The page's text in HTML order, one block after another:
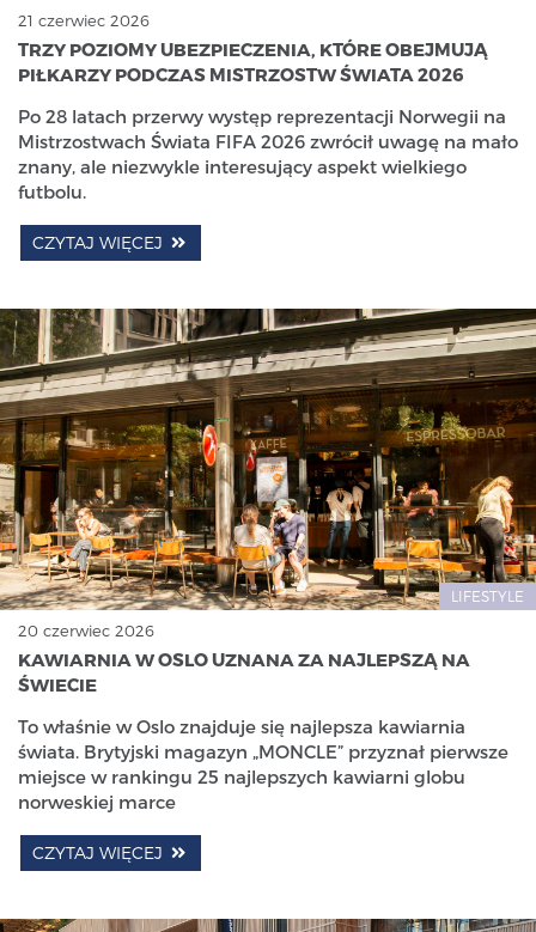
21 czerwiec 2026
TRZY POZIOMY UBEZPIECZENIA, KTÓRE OBEJMUJĄ
PIŁKARZY PODCZAS MISTRZOSTW ŚWIATA 2026
Po 28 latach przerwy występ reprezentacji Norwegii na
Mistrzostwach Świata FIFA 2026 zwrócił uwagę na mało
znany, ale niezwykle interesujący aspekt wielkiego
futbolu.
CZYTAJ WIĘCEJ
LIFESTYLE
20 czerwiec 2026
KAWIARNIA W OSLO UZNANA ZA NAJLEPSZĄ NA
ŚWIECIE
To właśnie w Oslo znajduje się najlepsza kawiarnia
świata. Brytyjski magazyn „MONCLE” przyznał pierwsze
miejsce w rankingu 25 najlepszych kawiarni globu
norweskiej marce
CZYTAJ WIĘCEJ